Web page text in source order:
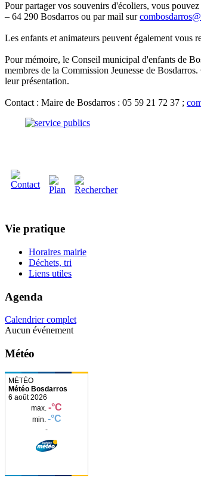
Pour partager vos souvenirs d'écoliers, vous
– 64 290 Bosdarros ou par mail sur
Les enfants et animateurs peuvent également vous
Pour mémoire, le Conseil municipal d'enfants de
membres de la Commission Jeunesse de
leur présentation.
Contact : Maire de Bosdarros : 05 59 21 72 37 ;
Vie pratique
Horaires mairie
Déchets, tri
Liens utiles
Agenda
Calendrier complet
Aucun événement
Météo
Météo Bosdarros